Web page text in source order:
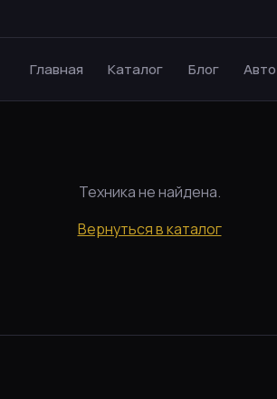
Главная Каталог Блог
Техника не найдена.
Вернуться в каталог